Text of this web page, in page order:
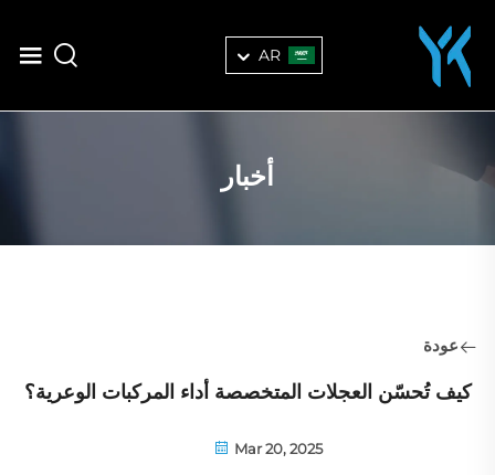
AR
أخبار
عودة
كيف تُحسّن العجلات المتخصصة أداء المركبات الوعرية؟
Mar 20, 2025